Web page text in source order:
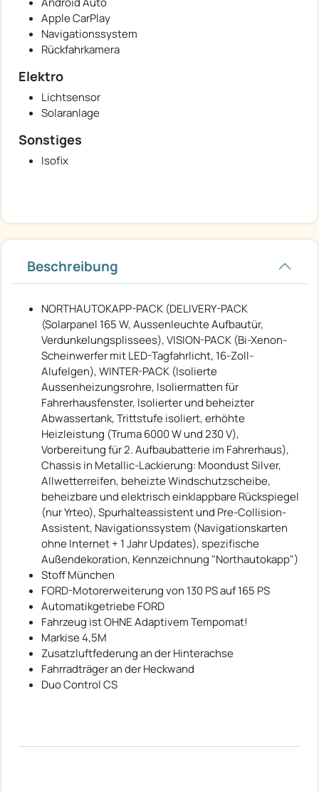
Apple CarPlay
Navigationssystem
Rückfahrkamera
Elektro
Lichtsensor
Solaranlage
Sonstiges
Isofix
Beschreibung
NORTHAUTOKAPP-PACK (DELIVERY-PACK
(Solarpanel 165 W, Aussenleuchte Aufbautür,
Verdunkelungsplissees), VISION-PACK (Bi-Xenon-
Scheinwerfer mit LED-Tagfahrlicht, 16-Zoll-
Alufelgen), WINTER-PACK (Isolierte
Aussenheizungsrohre, Isoliermatten für
Fahrerhausfenster, Isolierter und beheizter
Abwassertank, Trittstufe isoliert, erhöhte
Heizleistung (Truma 6000 W und 230 V),
Vorbereitung für 2. Aufbaubatterie im Fahrerhaus),
Chassis in Metallic-Lackierung: Moondust Silver,
Allwetterreifen, beheizte Windschutzscheibe,
beheizbare und elektrisch einklappbare Rückspiegel
(nur Yrteo), Spurhalteassistent und Pre-Collision-
Assistent, Navigationssystem (Navigationskarten
ohne Internet + 1 Jahr Updates), spezifische
Außendekoration, Kennzeichnung "Northautokapp")
Stoff München
FORD-Motorerweiterung von 130 PS auf 165 PS
Automatikgetriebe FORD
Fahrzeug ist OHNE Adaptivem Tempomat!
Markise 4,5M
Zusatzluftfederung an der Hinterachse
Fahrradträger an der Heckwand
Duo Control CS